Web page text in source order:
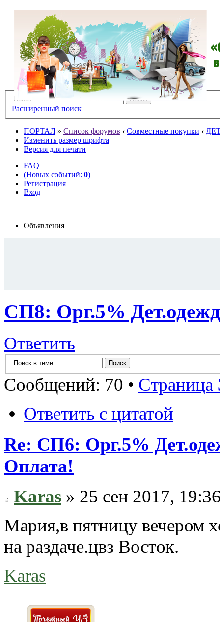
Расширенный поиск
ПОРТАЛ » Список форумов ‹ Совместные покупки ‹
Изменить размер шрифта
Версия для печати
FAQ
(Новых событий: 0)
Регистрация
Вход
Объявления
СП8: Орг.5%
Ответить
Сообщений: 70 • Страница
Ответить с цитатой
Re: СП6: Орг.5%
Оплата!
Karas » 25 сен 2017,
Мария,в пятницу вечером
на раздаче.цвз Восток.
Karas